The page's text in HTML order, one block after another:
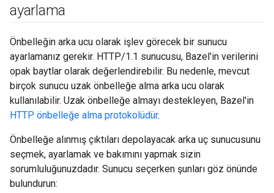
ayarlama
Önbelleğin arka ucu olarak işlev görecek bir sunucu
ayarlamanız gerekir. HTTP/1.1 sunucusu, Bazel'in verilerini
opak baytlar olarak değerlendirebilir. Bu nedenle, mevcut
birçok sunucu uzak önbelleğe alma arka ucu olarak
kullanılabilir. Uzak önbelleğe almayı destekleyen, Bazel'in
HTTP önbelleğe alma protokolüdür.
Önbelleğe alınmış çıktıları depolayacak arka uç sunucusunu
seçmek, ayarlamak ve bakımını yapmak sizin
sorumluluğunuzdadır. Sunucu seçerken şunları göz önünde
bulundurun: